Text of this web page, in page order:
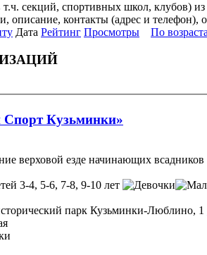
т.ч. секций, спортивных школ, клубов)
описание, контакты (адрес и телефон),
Дата Рейтинг Просмотры По
Кузьминки»
верховой езде начинающих всадников
3-4, 5-6, 7-8, 9-10 лет
парк Кузьминки-Люблино, 1